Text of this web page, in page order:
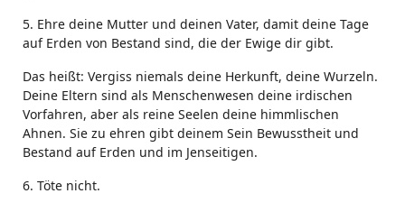
5. Ehre deine Mutter und deinen Vater, damit deine Tage
auf Erden von Bestand sind, die der Ewige dir gibt.
Das heißt: Vergiss niemals deine Herkunft, deine Wurzeln.
Deine Eltern sind als Menschenwesen deine irdischen
Vorfahren, aber als reine Seelen deine himmlischen
Ahnen. Sie zu ehren gibt deinem Sein Bewusstheit und
Bestand auf Erden und im Jenseitigen.
6. Töte nicht.